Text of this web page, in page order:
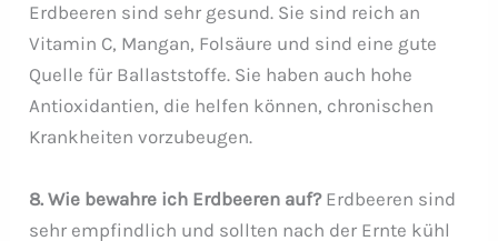
Erdbeeren sind sehr gesund. Sie sind reich an
Vitamin C, Mangan, Folsäure und sind eine gute
Quelle für Ballaststoffe. Sie haben auch hohe
Antioxidantien, die helfen können, chronischen
Krankheiten vorzubeugen.
8. Wie bewahre ich Erdbeeren auf?Erdbeeren sind
sehr empfindlich und sollten nach der Ernte kühl